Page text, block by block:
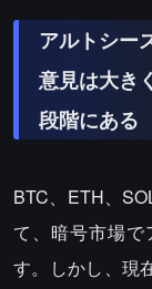
アルトシー
意見は大き
段階にある
BTC、ETH、
て、暗号市場で
す。しかし、現